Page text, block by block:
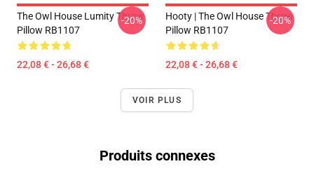
The Owl House Lumity Throw
Pillow RB1107
22,08 € - 26,68 €
-20%
Hooty | The Owl House Throw
Pillow RB1107
22,08 € - 26,68 €
-20%
VOIR PLUS
Produits connexes